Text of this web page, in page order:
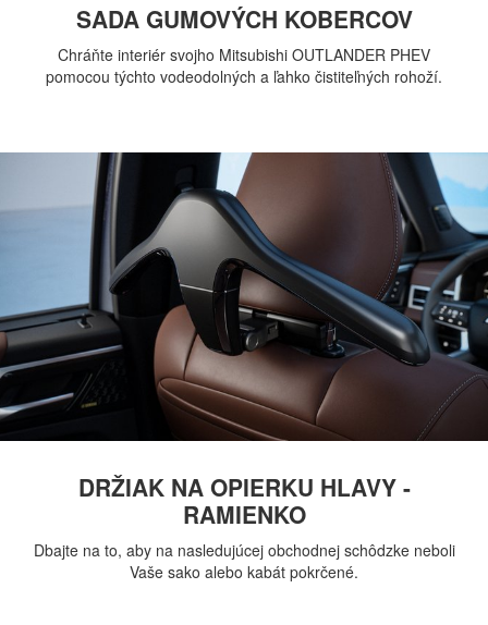
SADA GUMOVÝCH KOBERCOV
Chráňte interiér svojho Mitsubishi OUTLANDER PHEV
pomocou týchto vodeodolných a ľahko čistiteľných rohoží.
DRŽIAK NA OPIERKU HLAVY -
RAMIENKO
Dbajte na to, aby na nasledujúcej obchodnej schôdzke neboli
Vaše sako alebo kabát pokrčené.